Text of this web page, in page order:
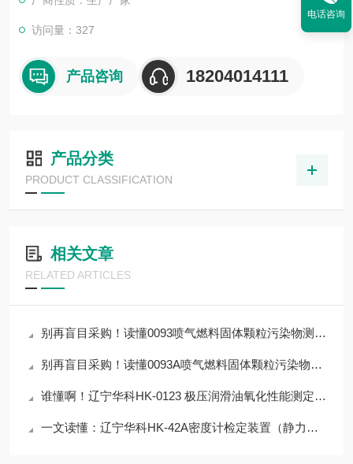
访问量：327
产品咨询 18204014111
产品分类
PRODUCT CLASSIFICATION
相关文章
RELATED ARTICLES
别再盲目采购！读懂0093喷气燃料固体颗粒污染物测定器核心参数，选对仪器
别再盲目采购！读懂0093A喷气燃料固体颗粒污染物测定器核心参数，选对仪器
谁懂啊！辽宁华科HK-0123 极压润滑油氧化性能测定器，让检测流程省80%人力
一文读懂：辽宁华科HK-42A密度计检定装置（静力称量法）的仪器操作
电话咨询